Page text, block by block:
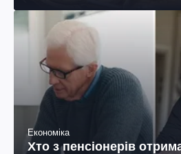
Економіка
Хто з пенсіонерів